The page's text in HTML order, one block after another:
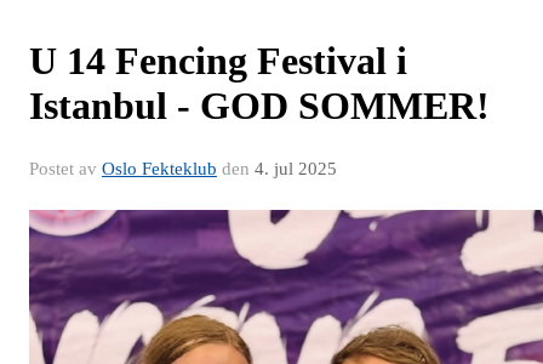
U 14 Fencing Festival i
Istanbul - GOD SOMMER!
Postet av Oslo Fekteklub den 4. jul 2025